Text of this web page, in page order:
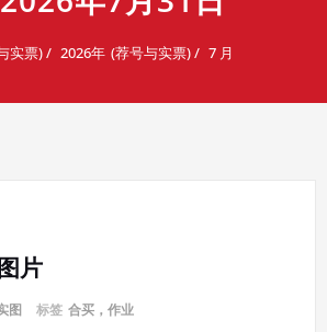
2026年 7 月
片
图 标签 合买，作业